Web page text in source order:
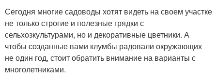
Сегодня многие садоводы хотят видеть на своем участке
не только строгие и полезные грядки с
сельхозкультурами, но и декоративные цветники. А
чтобы созданные вами клумбы радовали окружающих
не один год, стоит обратить внимание на варианты с
многолетниками.